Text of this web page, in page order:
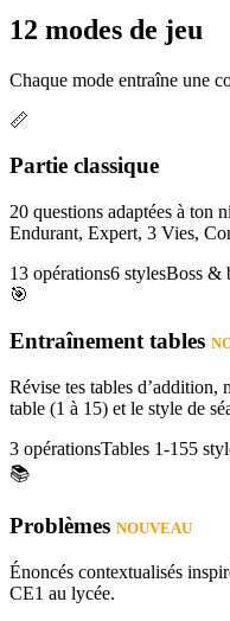
12 modes de jeu
Chaque mode entraîne une
📏
Partie classique
20 questions adaptées à ton
Endurant, Expert, 3 Vies,
13 opérations6 stylesBoss &
🎯
Entraînement tables
Révise tes tables
table (1 à 15) et le style de
3 opérationsTables 1-155
📚
Problèmes NOUVEAU
Énoncés contextualisés
CE1 au lycée.